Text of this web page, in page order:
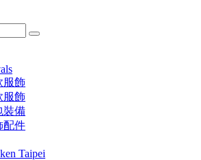
服飾
服飾
裝備
配件
Taipei